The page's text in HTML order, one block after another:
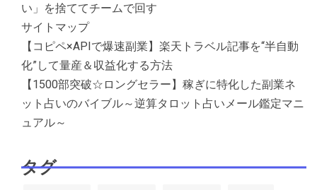
い」を捨ててチームで回す
サイトマップ
【コピペ×APIで爆速副業】楽天トラベル記事を“半自動
化”して量産＆収益化する方法
【1500部突破☆ロングセラー】稼ぎに特化した副業ネ
ット占いのバイブル～逆算タロット占いメール鑑定マニ
ュアル～
タグ